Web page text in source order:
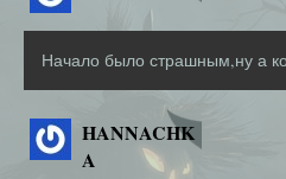
Начало было страшным,ну а
HANNACHK
A